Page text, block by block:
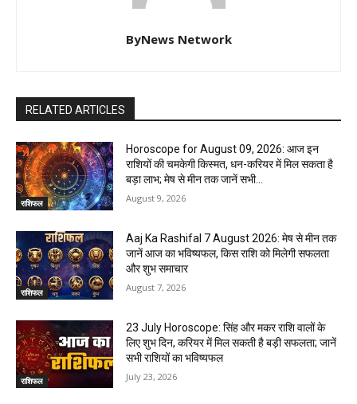
ByNews Network
RELATED ARTICLES
राशिफल
Horoscope for August 09, 2026: आज इन
राशियों की चमकेगी किस्मत, धन-करियर में मिल सकता है
बड़ा लाभ; मेष से मीन तक जानें सभी...
August 9, 2026
राशिफल
Aaj Ka Rashifal 7 August 2026: मेष से मीन तक
जानें आज का भविष्यफल, किस राशि को मिलेगी सफलता
और शुभ समाचार
August 7, 2026
राशिफल
23 July Horoscope: सिंह और मकर राशि वालों के
लिए शुभ दिन, करियर में मिल सकती है बड़ी सफलता; जानें
सभी राशियों का भविष्यफल
July 23, 2026